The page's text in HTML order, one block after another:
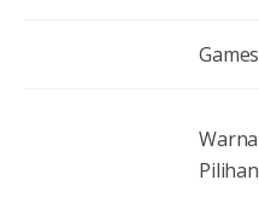
Games
Warna
Pilihan